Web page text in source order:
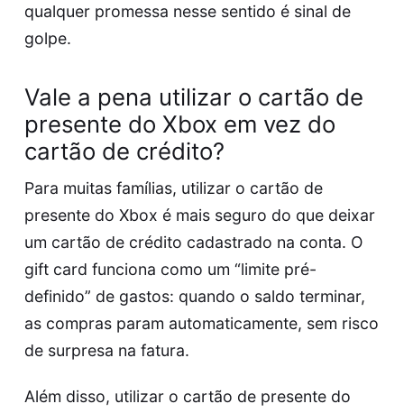
qualquer promessa nesse sentido é sinal de
golpe.
Vale a pena utilizar o cartão de
presente do Xbox em vez do
cartão de crédito?
Para muitas famílias, utilizar o cartão de
presente do Xbox é mais seguro do que deixar
um cartão de crédito cadastrado na conta. O
gift card funciona como um “limite pré-
definido” de gastos: quando o saldo terminar,
as compras param automaticamente, sem risco
de surpresa na fatura.
Além disso, utilizar o cartão de presente do